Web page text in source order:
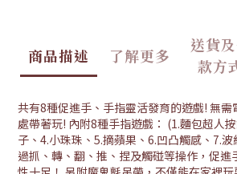
商品描述 了解更多
送貨
款方
共有8種促進手、手指靈活發育的遊戲! 無
處帶著玩! 內附8種手指遊戲： (1.麵包超人
子、4.小珠珠、5.摘蘋果、6.凹凸觸感、7.
過抓、轉、翻、推、捏及觸碰等操作，促進